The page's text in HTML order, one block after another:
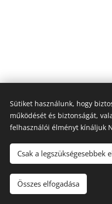
© 2022 Minden
Sütiket használunk, hogy
működését és biztonságát,
felhasználói élményt kínáljuk
Csak a legszükségesebbek
Összes elfogadása